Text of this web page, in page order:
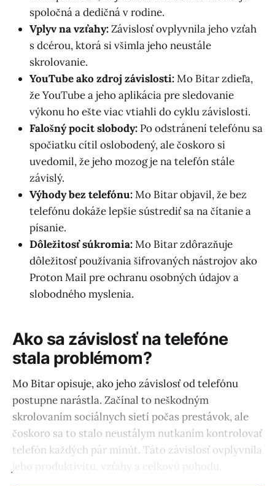
spoločná a dedičná v rodine.
Vplyv na vzťahy:Závislosť ovplyvnila jeho vzťah
s dcérou, ktorá si všimla jeho neustále
skrolovanie.
YouTube ako zdroj závislosti:Mo Bitar zdieľa,
že YouTube a jeho aplikácia pre sledovanie
výkonu ho ešte viac vtiahli do cyklu závislosti.
Falošný pocit slobody: Po odstránení telefónu sa
spočiatku cítil oslobodený, ale čoskoro si
uvedomil, že jeho mozog je na telefón stále
závislý.
Výhody bez telefónu:Mo Bitar objavil, že bez
telefónu dokáže lepšie sústrediť sa na čítanie a
písanie.
Dôležitosť súkromia:Mo Bitar zdôrazňuje
dôležitosť používania šifrovaných nástrojov ako
Proton Mail pre ochranu osobných údajov a
slobodného myslenia.
Ako sa závislosť na telefóne
stala problémom?
Mo Bitar opisuje, ako jeho závislosť od telefónu
postupne narástla. Začínal to neškodným
skrolovaním sociálnych sietí počas prestávok, ale
čoskoro sa to stalo neustálym nutkaním kontrolovať
telefón každých pár minút. Táto závislosť ovplyvnila
jeho produktivitu, vzťahy a celkovú pohodu.